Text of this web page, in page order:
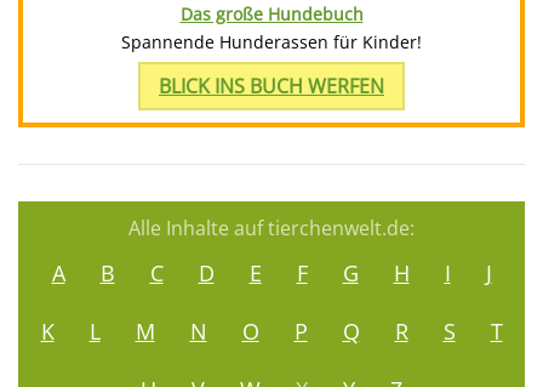
Das große Hundebuch
Spannende Hunderassen für Kinder!
BLICK INS BUCH WERFEN
Alle Inhalte auf tierchenwelt.de:
A B C D E F G H I
J
K
L M N O P Q R S
T